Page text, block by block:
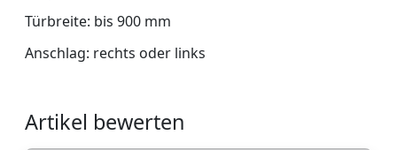
Türbreite: bis 900 mm
Anschlag: rechts oder links
Artikel bewerten